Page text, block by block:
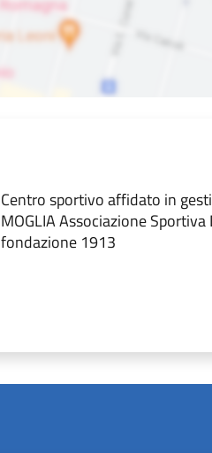
Centro sportivo affidato in
MOGLIA Associazione
fondazione 1913